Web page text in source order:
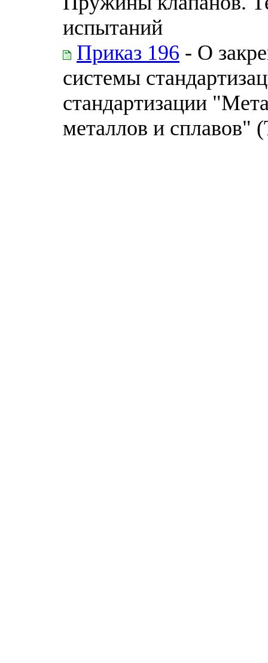
испытаний
Приказ 196 - О
системы
стандартизации
металлов и сплавов"